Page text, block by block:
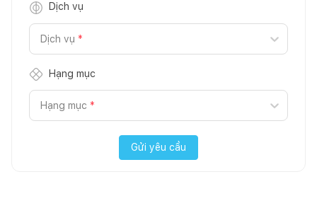
Dịch vụ
Dịch vụ *
Hạng mục
Hạng mục *
Gửi yêu cầu